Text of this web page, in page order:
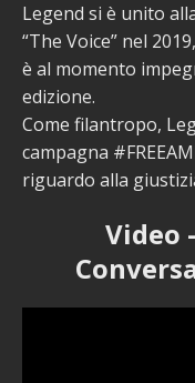
Legend si è unito
“The Voice” nel
è al momento
edizione.
Come filantropo,
campagna
riguardo alla
Video